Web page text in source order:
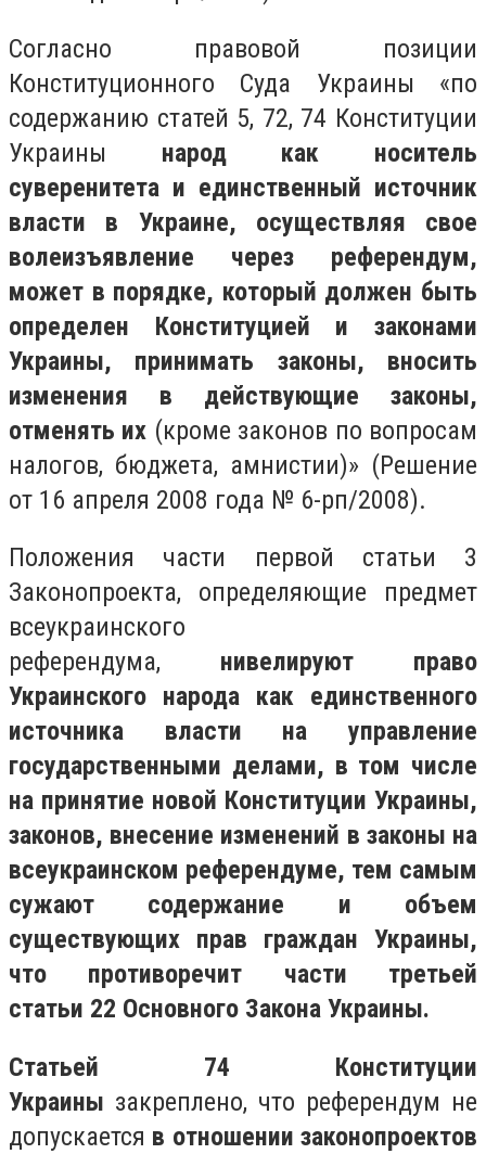
Согласно правовой позиции
Конституционного Суда Украины «по
содержанию статей 5, 72, 74 Конституции
Украины народ как носитель
суверенитета и единственный источник
власти в Украине, осуществляя свое
волеизъявление через референдум,
может в порядке, который должен быть
определен Конституцией и законами
Украины, принимать законы, вносить
изменения в действующие законы,
отменять их (кроме законов по вопросам
налогов, бюджета, амнистии)» (Решение
от 16 апреля 2008 года № 6-рп/2008).
Положения части первой статьи 3
Законопроекта, определяющие предмет
всеукраинского
референдума, нивелируют право
Украинского народа как единственного
источника власти на управление
государственными делами, в том числе
на принятие новой Конституции Украины,
законов, внесение изменений в законы на
всеукраинском референдуме, тем самым
сужают содержание и объем
существующих прав граждан Украины,
что противоречит части третьей
статьи 22 Основного Закона Украины.
Статьей 74 Конституции
Украины закреплено, что референдум не
допускается в отношении законопроектов